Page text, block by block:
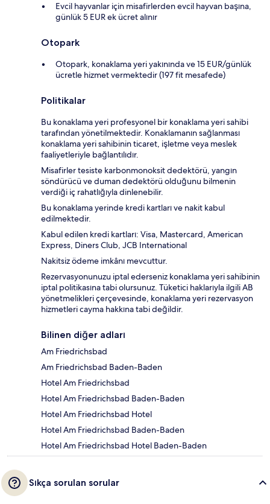
Evcil hayvanlar için misafirlerden evcil hayvan başına,
günlük 5 EUR ek ücret alınır
Otopark
Otopark, konaklama yeri yakınında ve 15 EUR/günlük
ücretle hizmet vermektedir (197 fit mesafede)
Politikalar
Bu konaklama yeri profesyonel bir konaklama yeri sahibi
tarafından yönetilmektedir. Konaklamanın sağlanması
konaklama yeri sahibinin ticaret, işletme veya meslek
faaliyetleriyle bağlantılıdır.
Misafirler tesiste karbonmonoksit dedektörü, yangın
söndürücü ve duman dedektörü olduğunu bilmenin
verdiği iç rahatlığıyla dinlenebilir.
Bu konaklama yerinde kredi kartları ve nakit kabul
edilmektedir.
Kabul edilen kredi kartları: Visa, Mastercard, American
Express, Diners Club, JCB International
Nakitsiz ödeme imkânı mevcuttur.
Rezervasyonunuzu iptal ederseniz konaklama yeri sahibinin
iptal politikasına tabi olursunuz. Tüketici haklarıyla ilgili AB
yönetmelikleri çerçevesinde, konaklama yeri rezervasyon
hizmetleri cayma hakkına tabi değildir.
Bilinen diğer adları
Am Friedrichsbad
Am Friedrichsbad Baden-Baden
Hotel Am Friedrichsbad
Hotel Am Friedrichsbad Baden-Baden
Hotel Am Friedrichsbad Hotel
Hotel Am Friedrichsbad Baden-Baden
Hotel Am Friedrichsbad Hotel Baden-Baden
Sıkça sorulan sorular